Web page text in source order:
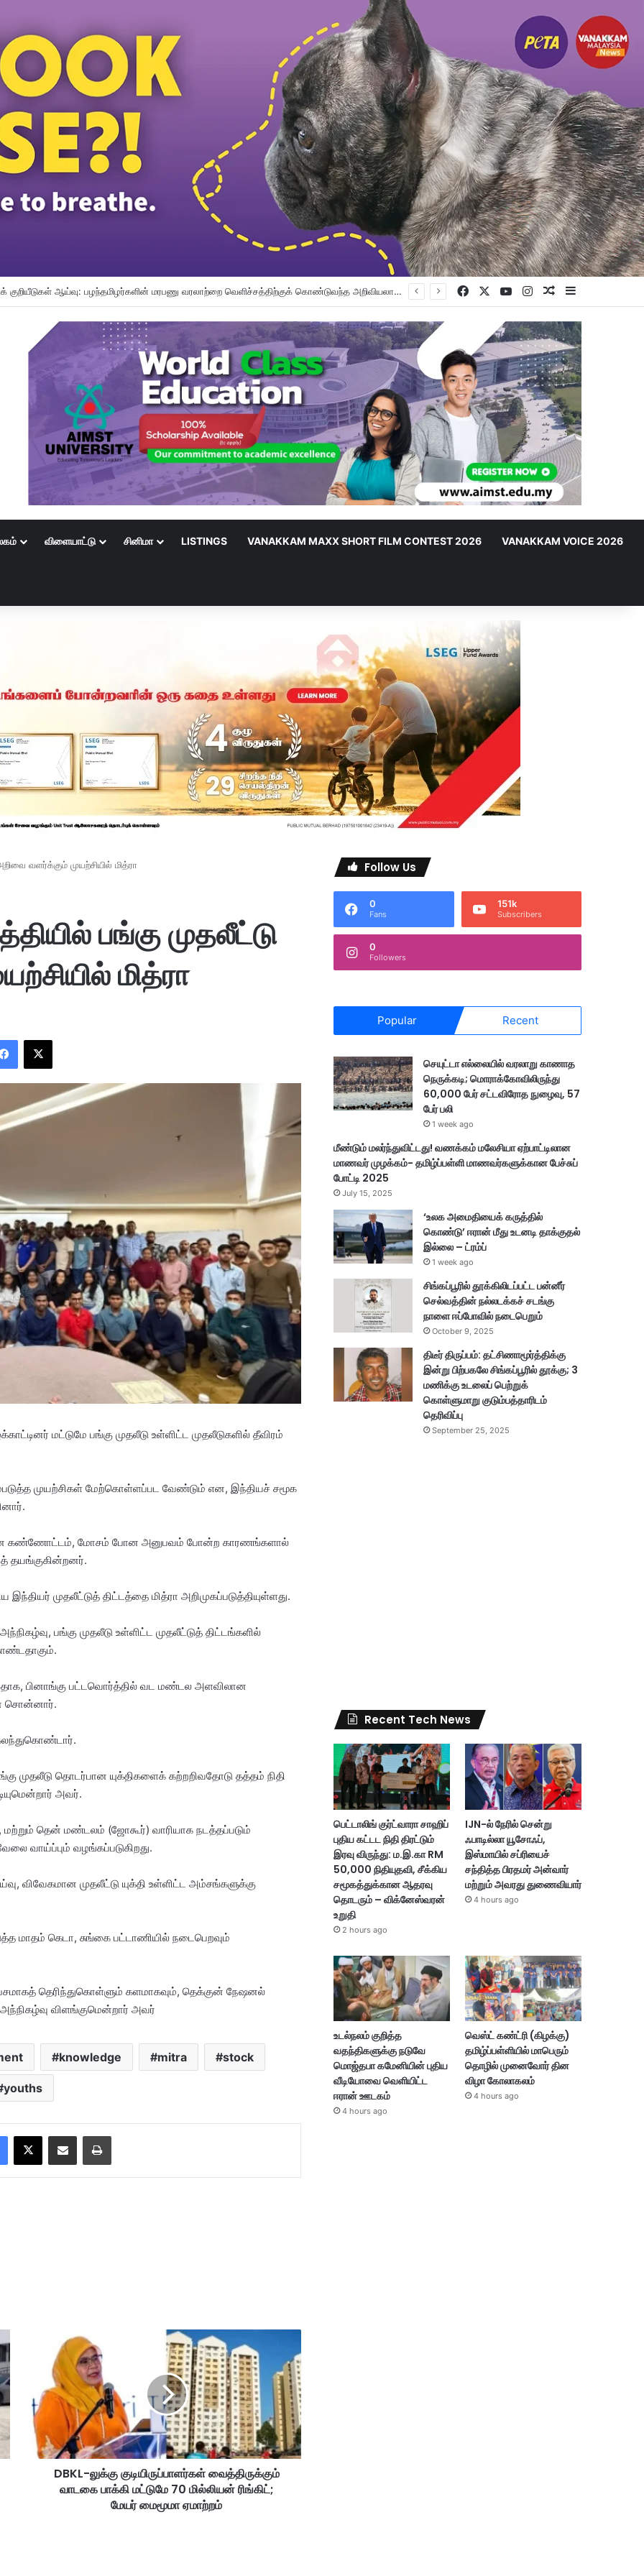
பெட்டாலிங் குர்ட்வாரா சாஹிப் புதிய கட்டட நிதி திரட்டும் இரவு விருந்து: ம.இ.கா RM 50,000 நிதியுதவி, சீக்கிய சமூகத்துக்கான ஆதரவு தொடரும் – விக்னேஸ்வரன் உறுதி Facebook YouTubeInstagramRandom Article
விளையாட்டு சினிமா LISTINGS VANAKKAM MAXX SHORT FILM CONTEST 2026 VANAKKAM VOICE 2026
வளர்க்கும் முயற்சியில் மித்ரா
பங்கு முதலீட்டு
மித்ரா
மட்டுமே பங்கு முதலீடு உள்ளிட்ட முதலீடுகளில் தீவிரம்
முயற்சிகள் மேற்கொள்ளப்பட வேண்டும் என, இந்தியச் சமூக
கண்ணோட்டம், மோசம் போன அனுபவம் போன்ற காரணங்களால்
தயங்குகின்றனர்.
முதலீட்டுத் திட்டத்தை மித்ரா அறிமுகப்படுத்தியுள்ளது.
பங்கு முதலீடு உள்ளிட்ட முதலீட்டுத் திட்டங்களில்
பினாங்கு பட்டவொர்த்தில் வட மண்டல அளவிலான
சொன்னார்.
முதலீடு தொடர்பான யுக்திகளைக் கற்றறிவதோடு தத்தம் நிதி
அவர்.
தென் மண்டலம் (ஜோகூர்) வாரியாக நடத்தப்படும்
வாய்ப்பும் வழங்கப்படுகிறது.
விவேகமான முதலீட்டு யுக்தி உள்ளிட்ட அம்சங்களுக்கு
மாதம் கெடா, சுங்கை பட்டாணியில் நடைபெறவும்
தெரிந்துகொள்ளும் களமாகவும், தெக்குன் நேஷனல்
விளங்குமென்றார் அவர்
knowledge mitra stock
youths
-
லு
க்
கு
கு
DBKL-லுக்கு குடியிருப்பாளர்கள் வைத்திருக்கும்
வாடகை பாக்கி மட்டுமே 70 மில்லியன் ரிங்கிட்;
மேயர் மைமூமா ஏமாற்றம்
Follow Us
0
Fans
151k
Subscribers
0
Followers
Popular Recent
செயுட்டா எல்லையில் வரலாறு காணாத
நெருக்கடி; மொராக்கோவிலிருந்து
60,000 பேர் சட்டவிரோத நுழைவு, 57
பேர் பலி
1 week ago
மீண்டும் மலர்ந்துவிட்டது! வணக்கம் மலேசியா ஏற்பாட்டிலான
மாணவர் முழக்கம்- தமிழ்ப்பள்ளி மாணவர்களுக்கான பேச்சுப்
போட்டி 2025
July 15, 2025
‘உலக அமைதியைக் கருத்தில்
கொண்டு’ ஈரான் மீது உடனடி தாக்குதல்
இல்லை – ட்ரம்ப்
1 week ago
சிங்கப்பூரில் தூக்கிலிடப்பட்ட பன்னீர்
செல்வத்தின் நல்லடக்கச் சடங்கு
நாளை ஈப்போவில் நடைபெறும்
October 9, 2025
திடீர் திருப்பம்: தட்சிணாமூர்த்திக்கு
இன்று பிற்பகலே சிங்கப்பூரில் தூக்கு; 3
மணிக்கு உடலைப் பெற்றுக்
கொள்ளுமாறு குடும்பத்தாரிடம்
தெரிவிப்பு
September 25, 2025
Recent Tech News
பெட்டாலிங் குர்ட்வாரா சாஹிப்
புதிய கட்டட நிதி திரட்டும்
இரவு விருந்து: ம.இ.கா RM
50,000 நிதியுதவி, சீக்கிய
சமூகத்துக்கான ஆதரவு
தொடரும் – விக்னேஸ்வரன்
உறுதி
2 hours ago
IJN-ல் நேரில் சென்று
ஃபாடில்லா யூசோஃப்,
இஸ்மாயில் சப்ரியைச்
சந்தித்த பிரதமர் அன்வார்
மற்றும் அவரது துணைவியார்
4 hours ago
உடல்நலம் குறித்த
வதந்திகளுக்கு நடுவே
மொஜ்தபா கமேனியின் புதிய
வீடியோவை வெளியிட்ட
ஈரான் ஊடகம்
4 hours ago
வெஸ்ட் கண்ட்ரி (கிழக்கு)
தமிழ்ப்பள்ளியில் மாபெரும்
தொழில் முனைவோர் தின
விழா கோலாகலம்
4 hours ago